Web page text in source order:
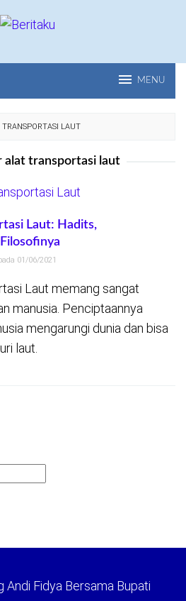
MENU
TRANSPORTASI LAUT
alat transportasi laut
Laut: Hadits,
01/06/2021
Laut memang sangat
manusia. Penciptaannya
mengarungi dunia dan bisa
laut.